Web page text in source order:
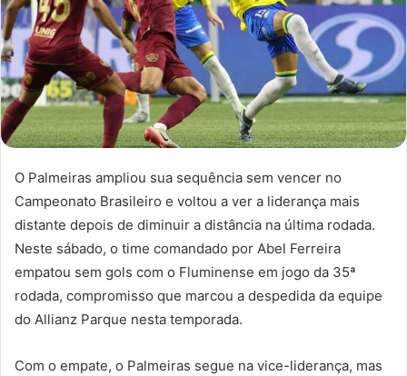
O Palmeiras ampliou sua sequência sem vencer no
Campeonato Brasileiro e voltou a ver a liderança mais
distante depois de diminuir a distância na última rodada.
Neste sábado, o time comandado por Abel Ferreira
empatou sem gols com o Fluminense em jogo da 35ª
rodada, compromisso que marcou a despedida da equipe
do Allianz Parque nesta temporada.
Com o empate, o Palmeiras segue na vice-liderança, mas